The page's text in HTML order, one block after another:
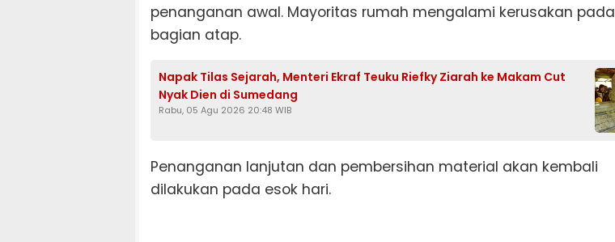
penanganan awal. Mayoritas rumah mengalami kerusakan pada
bagian atap.
Napak Tilas Sejarah, Menteri Ekraf Teuku Riefky Ziarah ke Makam Cut
Nyak Dien di Sumedang
Rabu, 05 Agu 2026 20:48 WIB
Penanganan lanjutan dan pembersihan material akan kembali
dilakukan pada esok hari.